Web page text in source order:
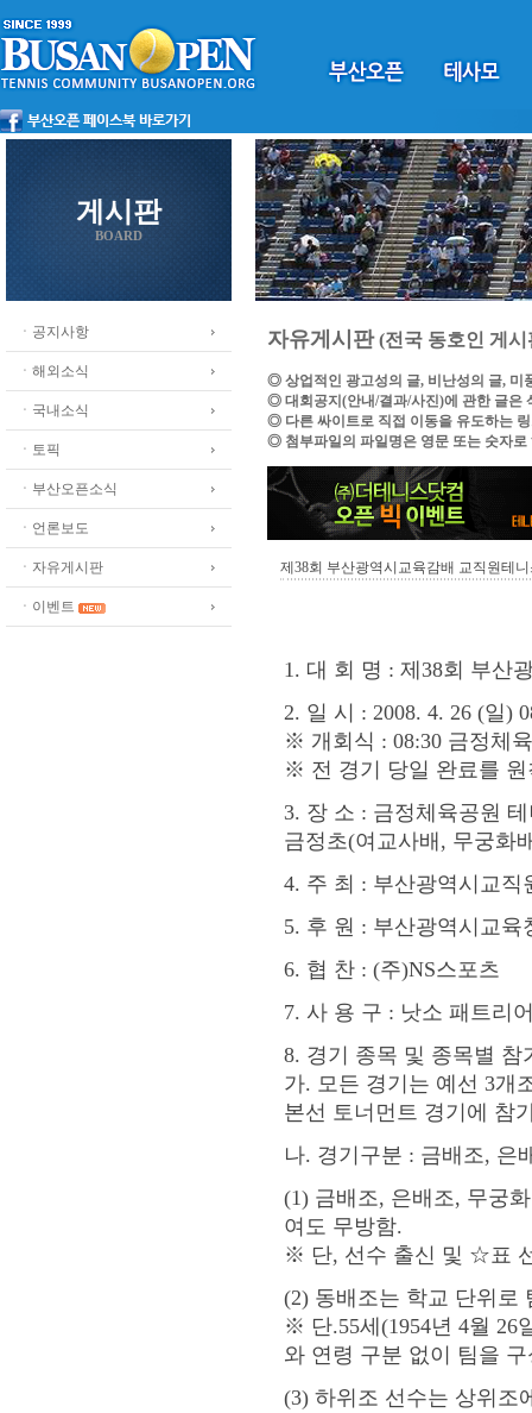
게시판
BOARD
ㆍ공지사항
ㆍ해외소식
ㆍ국내소식
ㆍ토픽
ㆍ부산오픈소식
ㆍ언론보도
ㆍ자유게시판
ㆍ이벤트
자유게시판(전국 동호인 게시
◎ 상업적인 광고성의 글, 비난성의 글, 미
◎ 대회공지(안내/결과/사진)에 관한 글은
◎ 다른 싸이트로 직접 이동을 유도하는
◎ 첨부파일의 파일명은 영문 또는 숫자로
제38회 부산광역시교육감배 교직원테
1. 대 회 명 : 제38회 부산
2. 일 시 : 2008. 4. 26 (일)
※ 개회식 : 08:30 금정체
※ 전 경기 당일 완료를
3. 장 소 : 금정체육공원
금정초(여교사배, 무궁화
4. 주 최 : 부산광역시교직
5. 후 원 : 부산광역시교육
6. 협 찬 : (주)NS스포츠
7. 사 용 구 : 낫소 패트리
8. 경기 종목 및 종목별 참
가. 모든 경기는 예선 3개
본선 토너먼트 경기에 참
나. 경기구분 : 금배조, 은
(1) 금배조, 은배조, 무궁
여도 무방함.
※ 단, 선수 출신 및 ☆표
(2) 동배조는 학교 단위로
※ 단.55세(1954년 4월 26
와 연령 구분 없이 팀을
(3) 하위조 선수는 상위조